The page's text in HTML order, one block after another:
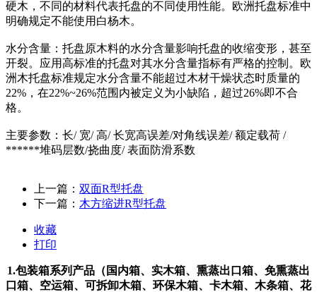
硬木，不同的材料代表托盘的不同使用性能。欧洲托盘标准中
明确规定不能使用白杨木。
水分含量：托盘原木料的水分含量影响托盘的收缩变形，甚至
开裂。应用高标准的托盘对其水分含量指标有严格的控制。欧
洲木托盘标准规定水分含量不能超过木材干燥状态时质量的
22%，在22%~26%范围内被定义为小缺陷，超过26%即不合
格。
主要参数：长/ 宽/ 高/ 长宽高误差/对角线误差/ 额定载荷 /
******堆码层数/挠曲度/ 表面防滑系数
上一篇： 双面R型托盘
下一篇： 木方缩进R型托盘
收藏
打印
1.包装箱系列产品（国内箱、实木箱、熏蒸出口箱、免熏蒸出
口箱、空运箱、可拆卸木箱、环保木箱、卡木箱、木条箱、花